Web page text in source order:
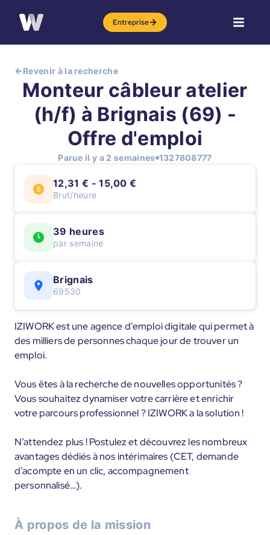
Entreprise
Revenir à la recherche
Monteur câbleur atelier
(h/f) à Brignais (69) -
Offre d'emploi
Parue il y a 2 semaines 1327808777
12,31 € - 15,00 €
Brut/heure
39 heures
par semaine
Brignais
69530
IZIWORK est une agence d’emploi digitale qui permet à
des milliers de personnes chaque jour de trouver un
emploi.
Vous êtes à la recherche de nouvelles opportunités ?
Vous souhaitez dynamiser votre carrière et enrichir
votre parcours professionnel ? IZIWORK a la solution !
N’attendez plus ! Postulez et découvrez les nombreux
avantages dédiés à nos intérimaires (CET, demande
d’acompte en un clic, accompagnement
personnalisé…).
À propos de la mission